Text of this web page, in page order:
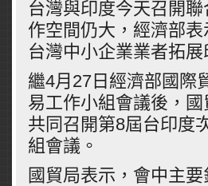
台灣與印度今天召開
作空間仍大，經濟部
台灣中小企業業者拓
繼4月27日經濟部國際
易工作小組會議後，
共同召開第8屆台印度
組會議。
國貿局表示，會中主